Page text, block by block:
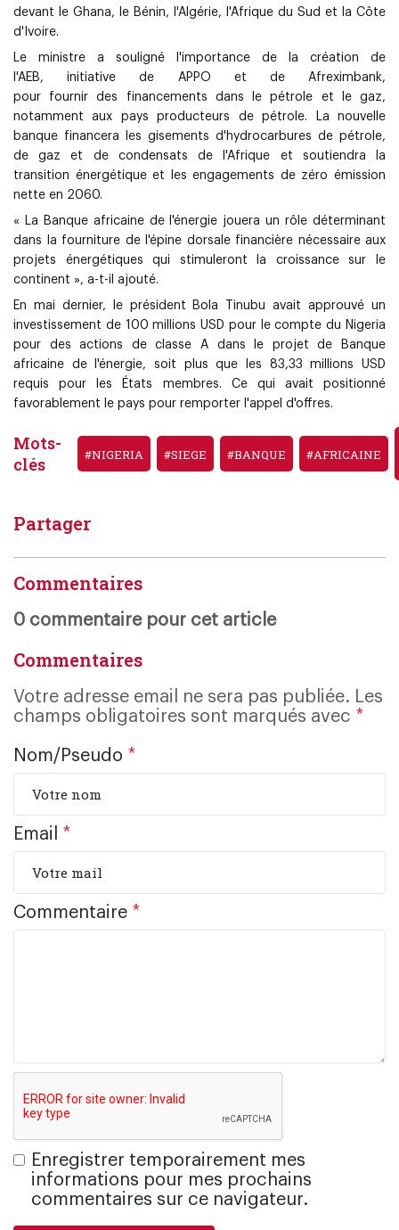
devant le Ghana, le Bénin, l'Algérie, l'Afrique du Sud et la Côte
d'Ivoire.
Le ministre a souligné l'importance de la création de
l'AEB, initiative de APPO et de Afreximbank,
pour fournir des financements dans le pétrole et le gaz,
notamment aux pays producteurs de pétrole. La nouvelle
banque financera les gisements d'hydrocarbures de pétrole,
de gaz et de condensats de l'Afrique et soutiendra la
transition énergétique et les engagements de zéro émission
nette en 2060.
« La Banque africaine de l'énergie jouera un rôle déterminant
dans la fourniture de l'épine dorsale financière nécessaire aux
projets énergétiques qui stimuleront la croissance sur le
continent », a-t-il ajouté.
En mai dernier, le président Bola Tinubu avait approuvé un
investissement de 100 millions USD pour le compte du Nigeria
pour des actions de classe A dans le projet de Banque
africaine de l'énergie, soit plus que les 83,33 millions USD
requis pour les États membres. Ce qui avait positionné
favorablement le pays pour remporter l'appel d'offres.
Mots-
clés
#NIGERIA #SIEGE #BANQUE #AFRICAINE
Partager
Commentaires
0 commentaire pour cet article
Commentaires
Votre adresse email ne sera pas publiée. Les
champs obligatoires sont marqués avec *
Nom/Pseudo *
Email *
Commentaire *
Enregistrer temporairement mes
informations pour mes prochains
commentaires sur ce navigateur.